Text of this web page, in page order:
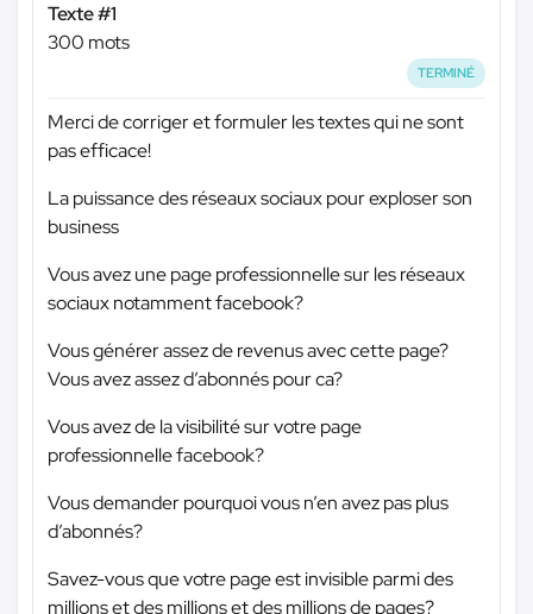
Texte #1
300 mots
TERMINÉ
Merci de corriger et formuler les textes qui ne sont
pas efficace!
La puissance des réseaux sociaux pour exploser son
business
Vous avez une page professionnelle sur les réseaux
sociaux notamment facebook?
Vous générer assez de revenus avec cette page?
Vous avez assez d’abonnés pour ca?
Vous avez de la visibilité sur votre page
professionnelle facebook?
Vous demander pourquoi vous n’en avez pas plus
d’abonnés?
Savez-vous que votre page est invisible parmi des
millions et des millions et des millions de pages?